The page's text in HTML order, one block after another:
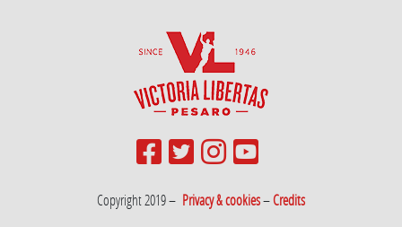
Copyright 2019 – Privacy & cookies–Credits